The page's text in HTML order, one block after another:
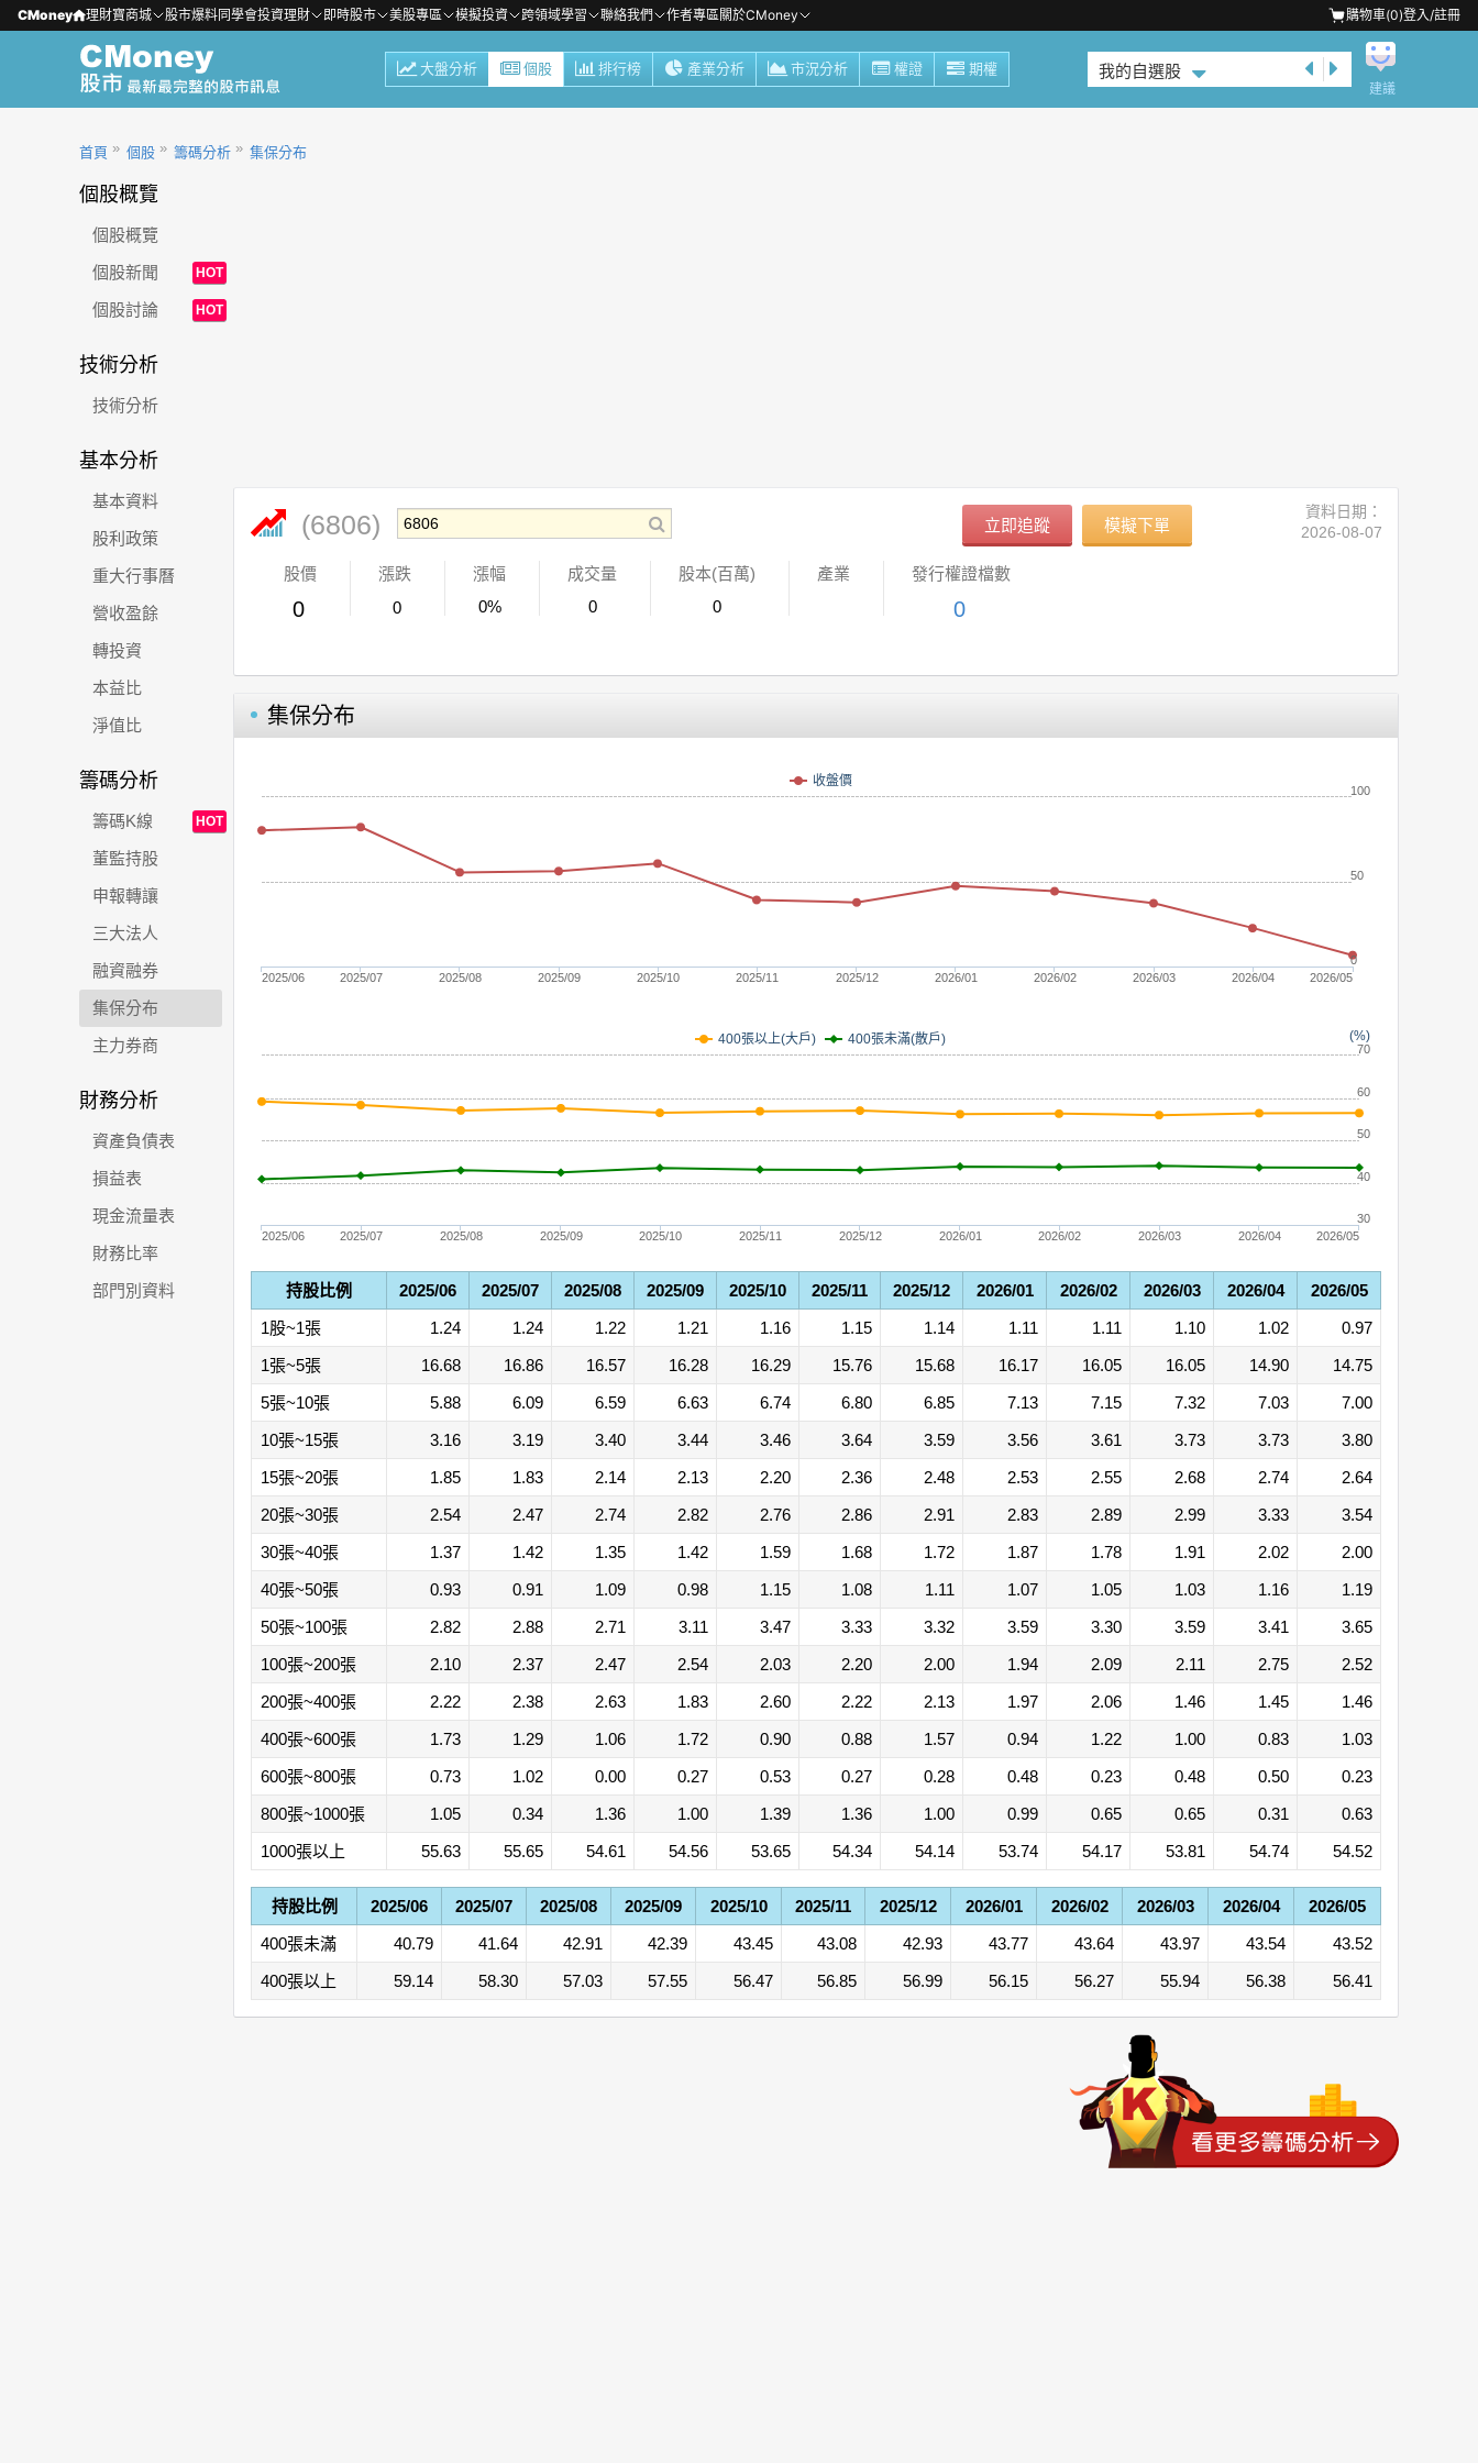
CMoney 理財寶商城 股市爆料同學會投資理財 即時股市 美股專區 模擬投資 跨領域學習 聯絡我們 作者專區關於CMoney 購物車(0)登入/註冊
大盤分析 個股 排行榜 產業分析 市況分析 權證 期權 我的自選股
建議
首頁 個股 籌碼分析 集保分布
個股概覽
個股概覽
個股新聞
HOT
個股討論 HOT
技術分析
技術分析
基本分析
基本資料
股利政策
重大行事曆
營收盈餘
轉投資
本益比
淨值比
籌碼分析
籌碼K線 HOT
董監持股
申報轉讓
三大法人
融資融券
集保分布
主力券商
財務分析
資產負債表
損益表
現金流量表
財務比率
部門別資料
(6806) 立即追蹤 模擬下單
資料日期：
2026-08-07
股價
0
漲跌
0
漲幅
0%
成交量
0
股本(百萬)
0
產業 發行權證檔數
0
集保分布
收盤價
2025/06 2025/07 2025/08 2025/09 2025/10 2025/11 2025/12 2026/01 2026/02 2026/03 2026/04 2026/05
0
50
100
(%)
400張以上(大戶) 400張未滿(散戶)
2025/06 2025/07 2025/08 2025/09 2025/10 2025/11 2025/12 2026/01 2026/02 2026/03 2026/04 2026/05
40
50
60
30
70
持股比例 2025/06 2025/07 2025/08 2025/09 2025/10 2025/11 2025/12 2026/01 2026/02 2026/03 2026/04
2026/05
1股~1張
1.24 1.24 1.22 1.21 1.16 1.15 1.14 1.11 1.11 1.10 1.02
0.97
1張~5張
16.68 16.86 16.57 16.28 16.29 15.76 15.68 16.17 16.05 16.05 14.90
14.75
5張~10張
5.88 6.09 6.59 6.63 6.74 6.80 6.85 7.13 7.15 7.32 7.03
7.00
10張~15張
3.16 3.19 3.40 3.44 3.46 3.64 3.59 3.56 3.61 3.73 3.73
3.80
15張~20張
1.85 1.83 2.14 2.13 2.20 2.36 2.48 2.53 2.55 2.68 2.74
2.64
20張~30張
2.54 2.47 2.74 2.82 2.76 2.86 2.91 2.83 2.89 2.99 3.33
3.54
30張~40張
1.37 1.42 1.35 1.42 1.59 1.68 1.72 1.87 1.78 1.91 2.02
2.00
40張~50張
0.93 0.91 1.09 0.98 1.15 1.08 1.11 1.07 1.05 1.03 1.16
1.19
50張~100張
2.82 2.88 2.71 3.11 3.47 3.33 3.32 3.59 3.30 3.59 3.41
3.65
100張~200張
2.10 2.37 2.47 2.54 2.03 2.20 2.00 1.94 2.09 2.11 2.75
2.52
200張~400張
2.22 2.38 2.63 1.83 2.60 2.22 2.13 1.97 2.06 1.46 1.45
1.46
400張~600張
1.73 1.29 1.06 1.72 0.90 0.88 1.57 0.94 1.22 1.00 0.83
1.03
600張~800張
0.73 1.02 0.00 0.27 0.53 0.27 0.28 0.48 0.23 0.48 0.50
0.23
800張~1000張
1.05 0.34 1.36 1.00 1.39 1.36 1.00 0.99 0.65 0.65 0.31
0.63
1000張以上
55.63 55.65 54.61 54.56 53.65 54.34 54.14 53.74 54.17 53.81 54.74 54.52
持股比例 2025/06 2025/07 2025/08 2025/09 2025/10 2025/11 2025/12 2026/01 2026/02 2026/03 2026/04
2026/05
400張未滿
40.79 41.64 42.91 42.39 43.45 43.08 42.93 43.77 43.64 43.97 43.54
43.52
400張以上
59.14 58.30 57.03 57.55 56.47 56.85 56.99 56.15 56.27 55.94 56.38 56.41